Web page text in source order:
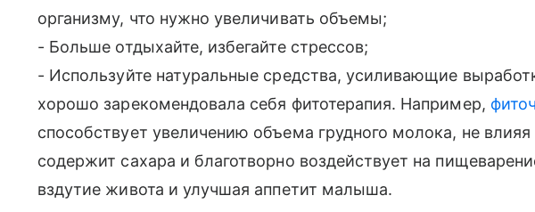
организму, что нужно увеличивать объемы;
- Больше отдыхайте, избегайте стрессов;
- Используйте натуральные средства, усиливающие
хорошо зарекомендовала себя фитотерапия. Например,
способствует увеличению объема грудного молока, не влияя
содержит сахара и благотворно воздействует на
вздутие живота и улучшая аппетит малыша.